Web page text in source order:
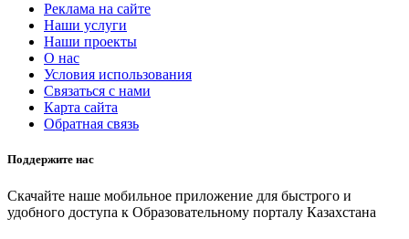
Реклама на сайте
Наши услуги
Наши проекты
О нас
Условия использования
Связаться с нами
Карта сайта
Обратная связь
Поддержите нас
Скачайте наше мобильное приложение для быстрого и
удобного доступа к Образовательному порталу Казахстана